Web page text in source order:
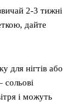
2-3 тижні
дайте
для нігтів або
сольові
і можуть